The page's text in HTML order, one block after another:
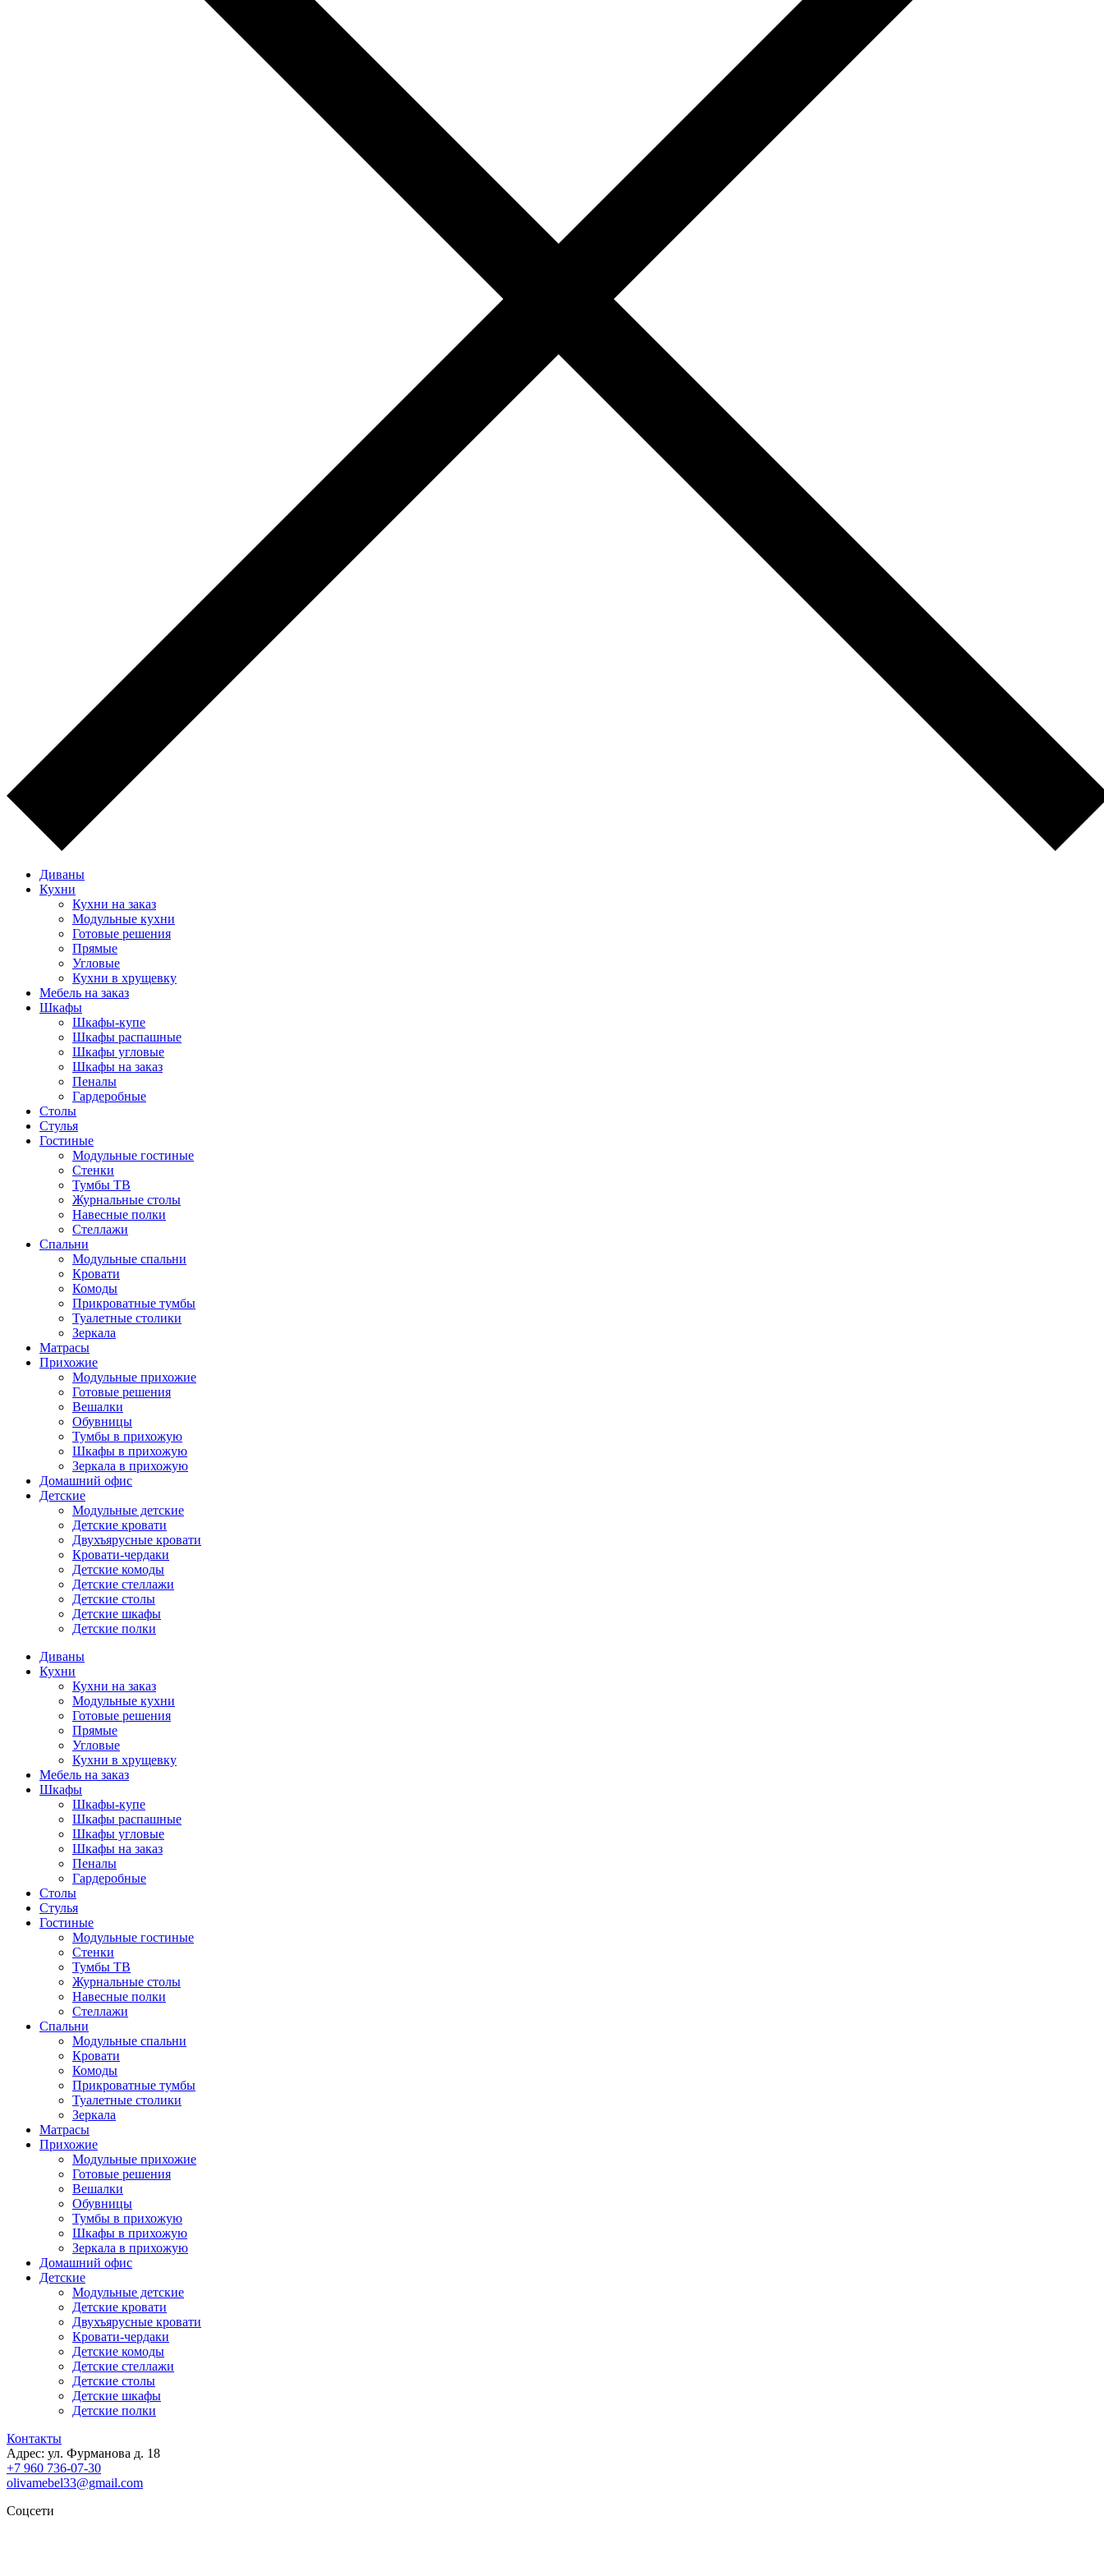
Диваны
Кухни
Кухни на заказ
Модульные кухни
Готовые решения
Прямые
Угловые
Кухни в хрущевку
Мебель на заказ
Шкафы
Шкафы-купе
Шкафы распашные
Шкафы угловые
Шкафы на заказ
Пеналы
Гардеробные
Столы
Стулья
Гостиные
Модульные гостиные
Стенки
Тумбы ТВ
Журнальные столы
Навесные полки
Стеллажи
Спальни
Модульные спальни
Кровати
Комоды
Прикроватные тумбы
Туалетные столики
Зеркала
Матрасы
Прихожие
Модульные прихожие
Готовые решения
Вешалки
Обувницы
Тумбы в прихожую
Шкафы в прихожую
Зеркала в прихожую
Домашний офис
Детские
Модульные детские
Детские кровати
Двухъярусные кровати
Кровати-чердаки
Детские комоды
Детские стеллажи
Детские столы
Детские шкафы
Детские полки
Диваны
Кухни
Кухни на заказ
Модульные кухни
Готовые решения
Прямые
Угловые
Кухни в хрущевку
Мебель на заказ
Шкафы
Шкафы-купе
Шкафы распашные
Шкафы угловые
Шкафы на заказ
Пеналы
Гардеробные
Столы
Стулья
Гостиные
Модульные гостиные
Стенки
Тумбы ТВ
Журнальные столы
Навесные полки
Стеллажи
Спальни
Модульные спальни
Кровати
Комоды
Прикроватные тумбы
Туалетные столики
Зеркала
Матрасы
Прихожие
Модульные прихожие
Готовые решения
Вешалки
Обувницы
Тумбы в прихожую
Шкафы в прихожую
Зеркала в прихожую
Домашний офис
Детские
Модульные детские
Детские кровати
Двухъярусные кровати
Кровати-чердаки
Детские комоды
Детские стеллажи
Детские столы
Детские шкафы
Детские полки
Контакты
Адрес: ул. Фурманова д. 18
+7 960 736-07-30
olivamebel33@gmail.com
Соцсети